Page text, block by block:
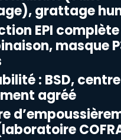
grattage
EPI complète
masque
: BSD,
agréé